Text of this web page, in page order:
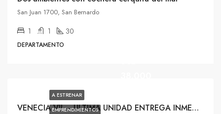
San Juan 1700, San Bernardo
1 1 30
DEPARTAMENTO
A ESTRENAR
EMPRENDIMIENTOS
VENECIA VII – ULTIMA UNIDAD ENTREGA INMEDIATA